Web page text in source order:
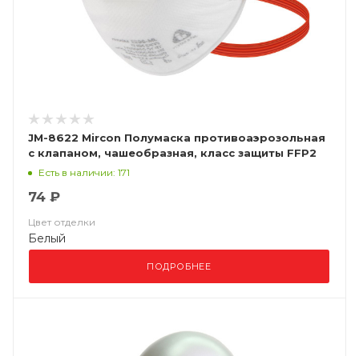
JM-8622 Mircon Полумаска противоаэрозольная
с клапаном, чашеобразная, класс защиты FFP2
NR D, в упаковке 10 шт
Есть в наличии: 171
74 ₽
Цвет отделки
Белый
ПОДРОБНЕЕ